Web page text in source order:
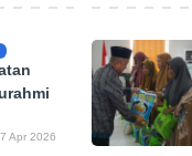
Apr 2026